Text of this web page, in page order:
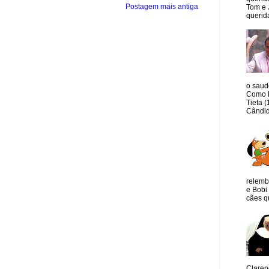
Postagem mais antiga
Tom e
o
Como
Tieta
e Bobi
cães